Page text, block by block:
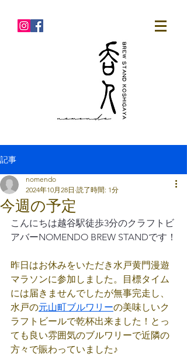
記事
今週の予定
nomendo
2024年10月28日 読了時間: 1分
こんにちは越谷駅徒歩3分のクラフトビ
アバーNOMENDO BREW STANDです！
昨日はお休みをいただき水戸黄門漫遊
マラソンに参加しました。目標タイム
には届きませんでしたが無事完走し、
水戸の元山町ブルワリーの美味しいク
ラフトビールで乾杯出来ました！とっ
ても良い雰囲気のブルワリーで近隣の
方々で賑わっていました♪